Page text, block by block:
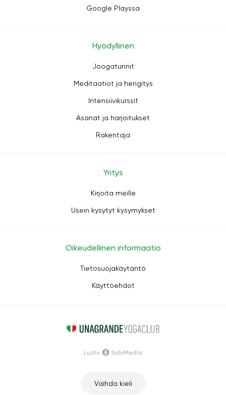
Google Playssa
Hyödyllinen
Joogatunnit
Meditaatiot ja hengitys
Intensiivikurssit
Asanat ja harjoitukset
Rakentaja
Yritys
Kirjoita meille
Usein kysytyt kysymykset
Oikeudellinen informaatio
Tietosuojakäytäntö
Käyttöehdot
Vaihda kieli
Luotu SoloMedia